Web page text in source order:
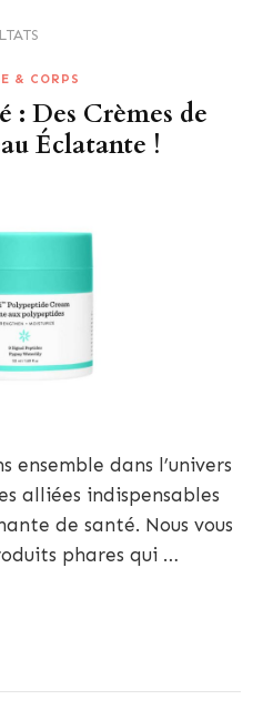
& CORPS
: Des Crèmes de
Éclatante !
ensemble dans l’univers
alliées indispensables
de santé. Nous vous
phares qui …